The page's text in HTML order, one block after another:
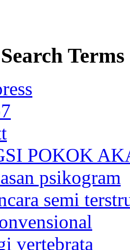
Terms
POKOK
psikogram
semi
vertebrata